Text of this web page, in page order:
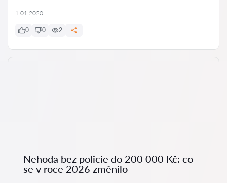
1.01.2020
0 0 2
Nehoda bez policie do 200 000 Kč: co
se v roce 2026 změnilo